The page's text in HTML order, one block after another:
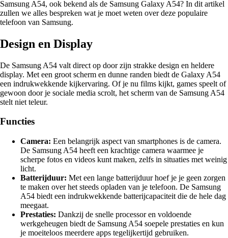
Samsung A54, ook bekend als de Samsung Galaxy A54? In dit artikel
zullen we alles bespreken wat je moet weten over deze populaire
telefoon van Samsung.
Design en Display
De Samsung A54 valt direct op door zijn strakke design en heldere
display. Met een groot scherm en dunne randen biedt de Galaxy A54
een indrukwekkende kijkervaring. Of je nu films kijkt, games speelt of
gewoon door je sociale media scrolt, het scherm van de Samsung A54
stelt niet teleur.
Functies
Camera: Een belangrijk aspect van smartphones is de camera.
De Samsung A54 heeft een krachtige camera waarmee je
scherpe fotos en videos kunt maken, zelfs in situaties met weinig
licht.
Batterijduur: Met een lange batterijduur hoef je je geen zorgen
te maken over het steeds opladen van je telefoon. De Samsung
A54 biedt een indrukwekkende batterijcapaciteit die de hele dag
meegaat.
Prestaties: Dankzij de snelle processor en voldoende
werkgeheugen biedt de Samsung A54 soepele prestaties en kun
je moeiteloos meerdere apps tegelijkertijd gebruiken.